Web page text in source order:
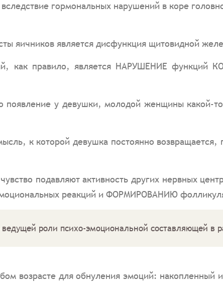
гормональных нарушений в коре
яичников является дисфункция щитовидной
как правило, является НАРУШЕНИЕ функций
у девушки, молодой женщины какой-то
к которой девушка постоянно
подавляют активность других нервных
реакций и ФОРМИРОВАНИЮ
ведущей роли психо-эмоциональной составляющей
возрасте для обнуления эмоций: накопленный